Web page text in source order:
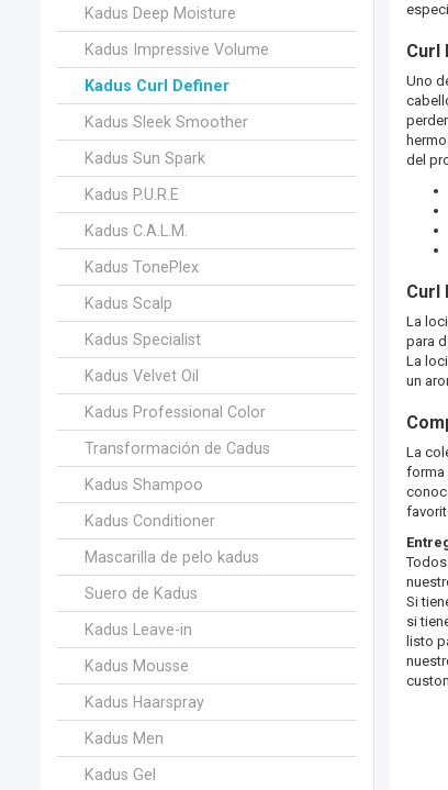
Kadus Deep Moisture
Kadus Impressive Volume
Kadus Curl Definer
Kadus Sleek Smoother
Kadus Sun Spark
Kadus P.U.R.E
Kadus C.A.L.M.
Kadus TonePlex
Kadus Scalp
Kadus Specialist
Kadus Velvet Oil
Kadus Professional Color
Transformación de Cadus
Kadus Shampoo
Kadus Conditioner
Mascarilla de pelo kadus
Suero de Kadus
Kadus Leave-in
Kadus Mousse
Kadus Haarspray
Kadus Men
Kadus Gel
Curl
Uno
del
Curl
La
para
La
un
La
forma
Si
si
listo